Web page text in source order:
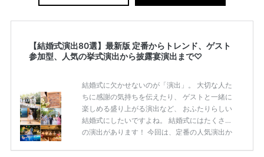
【結婚式演出80選】最新版 定番からトレンド、ゲスト
参加型、人気の挙式演出から披露宴演出まで♡
結婚式に欠かせないのが「演出」。 大切な人た
ちに感謝の気持ちを伝えたり、 ゲストと一緒に
楽しめる盛り上がる演出など、 おふたりらしい
結婚式にしたいですよね。 結婚式にはたくさん
の演出があります！ 今回は、定番の人気演出か